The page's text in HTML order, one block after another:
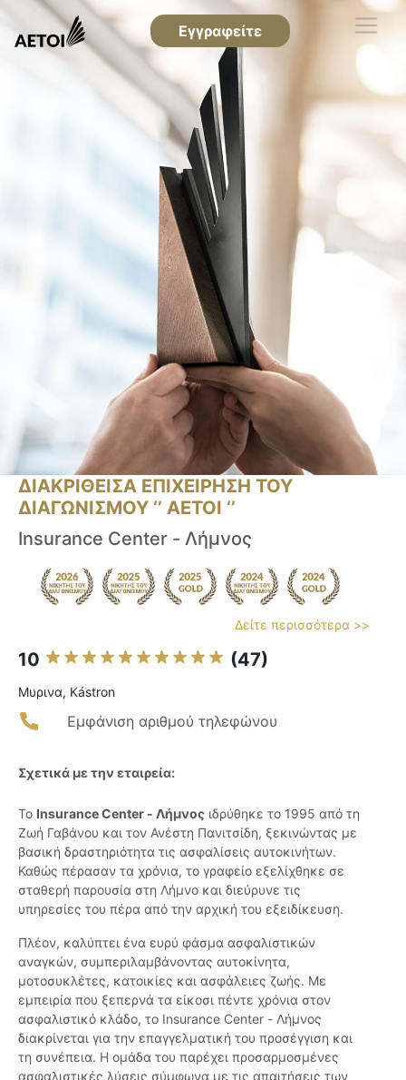
Εγγραφείτε
ΔΙΑΚΡΙΘΕΙΣΑ ΕΠΙΧΕΙΡΗΣΗ ΤΟΥ
ΔΙΑΓΩΝΙΣΜΟΥ ‘’ ΑΕΤΟΙ ‘’
Insurance Center - Λήμνος
Δείτε περισσότερα >>
10 (47)
Μυρινα, Kástron
Εμφάνιση αριθμού τηλεφώνου
Σχετικά με την εταιρεία:
Το Insurance Center - Λήμνος ιδρύθηκε το 1995 από τη
Ζωή Γαβάνου και τον Ανέστη Πανιτσίδη, ξεκινώντας με
βασική δραστηριότητα τις ασφαλίσεις αυτοκινήτων.
Καθώς πέρασαν τα χρόνια, το γραφείο εξελίχθηκε σε
σταθερή παρουσία στη Λήμνο και διεύρυνε τις
υπηρεσίες του πέρα από την αρχική του εξειδίκευση.
Πλέον, καλύπτει ένα ευρύ φάσμα ασφαλιστικών
αναγκών, συμπεριλαμβάνοντας αυτοκίνητα,
μοτοσυκλέτες, κατοικίες και ασφάλειες ζωής. Με
εμπειρία που ξεπερνά τα είκοσι πέντε χρόνια στον
ασφαλιστικό κλάδο, το Insurance Center - Λήμνος
διακρίνεται για την επαγγελματική του προσέγγιση και
τη συνέπεια. Η ομάδα του παρέχει προσαρμοσμένες
ασφαλιστικές λύσεις σύμφωνα με τις απαιτήσεις των